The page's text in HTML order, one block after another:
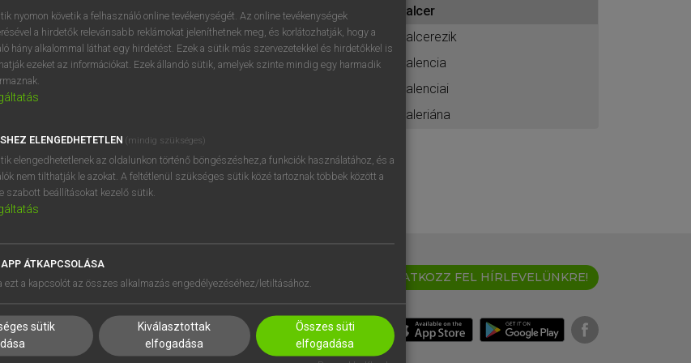
BELÉPÉS
próbaverziójának elindításához
regisztrálok ésbelépek.
REGISZTRÁCIÓ
valcer
valcerezik
valencia
valenciai
valeriána
SÚGÓ
RÓLUNK
SÜTI BEÁLLÍTÁSOK
IRATKOZZ FEL HÍRLEVELÜNKRE!
nyomon követik a felhasználó online tevékenységét. Az online tevékenységek
a hirdetők relevánsabb reklámokat jeleníthetnek meg, és korlátozhatják, hogy a
hány alkalommal láthat egy hirdetést. Ezek a sütik más szervezetekkel és hirdetőkkel is
ezeket az információkat. Ezek állandó sütik, amelyek szinte mindig egy harmadik
ELENGEDHETETLEN (mindig szükséges)
elengedhetetlenek az oldalunkon történő böngészéshez,a funkciók használatához, és a
nem tilthatják le azokat. A feltétlenül szükséges sütik közé tartoznak többek között a
szabott beállításokat kezelő sütik.
ÁTKAPCSOLÁSA
ezt a kapcsolót az összes alkalmazás engedélyezéséhez/letiltásához.
sütik
Kiválasztottak
elfogadása
Összes süti
elfogadása